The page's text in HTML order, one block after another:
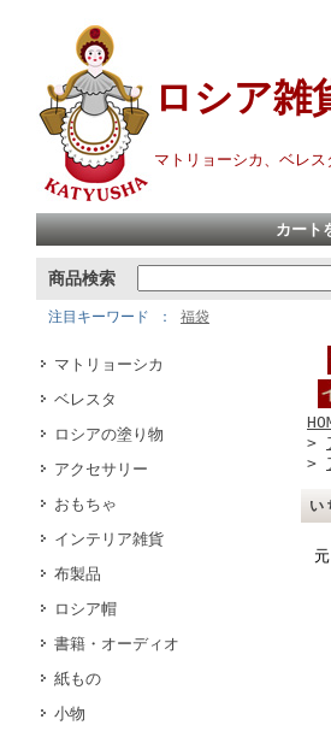
ロシア雑
マトリョーシカ、ベレ
カート
商品検索
注目キーワード 福袋
マトリョーシカ
ベレスタ
ロシアの塗り物
アクセサリー
おもちゃ
インテリア雑貨
布製品
ロシア帽
書籍・オーディオ
紙もの
小物
>
>